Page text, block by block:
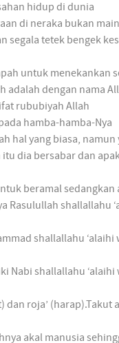
hidup di dunia
di neraka bukan
segala tetek bengek
untuk menekankan
adalah dengan nama
rububiyah Allah
hamba-hamba-Nya
hal yang biasa,
dia bersabar dan
beramal
Rasulullah shallallahu
shallallahu
Nabi shallallahu
roja’
akal manusia